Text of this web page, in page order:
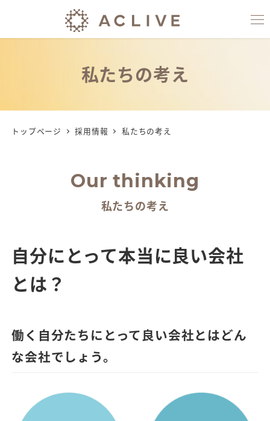
私たちの考え
トップページ 採用情報 私たちの考え
私たちの考え
Our thinking
自分にとって本当に良い会社
とは？
働く自分たちにとって良い会社とはどん
な会社でしょう。